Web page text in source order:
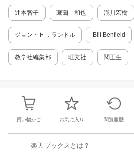
辻本智子 藏薗 和也 瀧川宏樹
ジョン・Ｈ．ランドル Bill Benfield
教学社編集部 旺文社 関正生
買い物かご お気に入り 閲覧履歴
楽天ブックスとは？